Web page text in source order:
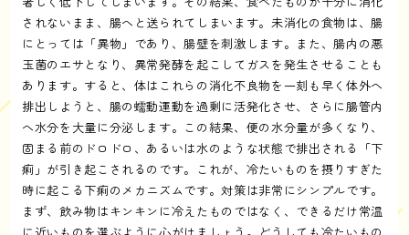
されないまま、腸へと送られてしまいます。未消化の食物は、腸
にとっては「異物」であり、腸壁を刺激します。また、腸内の悪
玉菌のエサとなり、異常発酵を起こしてガスを発生させることも
あります。すると、体はこれらの消化不良物を一刻も早く体外へ
排出しようと、腸の蠕動運動を過剰に活発化させ、さらに腸管内
へ水分を大量に分泌します。この結果、便の水分量が多くなり、
固まる前のドロドロ、あるいは水のような状態で排出される「下
痢」が引き起こされるのです。これが、冷たいものを摂りすぎた
時に起こる下痢のメカニズムです。対策は非常にシンプルです。
まず、飲み物はキンキンに冷えたものではなく、できるだけ常温